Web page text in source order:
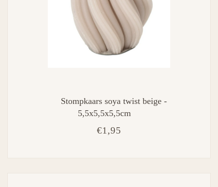
Stompkaars soya twist beige -
5,5x5,5x5,5cm
€1,95